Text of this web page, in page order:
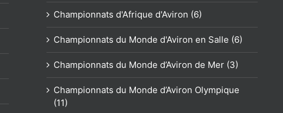
Championnats d'Afrique d'Aviron (6)
Championnats du Monde d'Aviron en Salle (6)
Championnats du Monde d’Aviron de Mer (3)
Championnats du Monde d’Aviron Olympique
(11)